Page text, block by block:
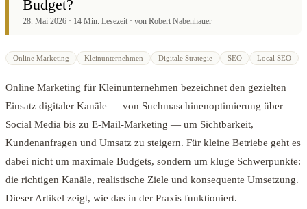
Budget?
28. Mai 2026 · 14 Min. Lesezeit · von Robert Nabenhauer
Online Marketing Kleinunternehmen Digitale Strategie SEO Local SEO
Online Marketing für Kleinunternehmen bezeichnet den gezielten
Einsatz digitaler Kanäle — von Suchmaschinenoptimierung über
Social Media bis zu E-Mail-Marketing — um Sichtbarkeit,
Kundenanfragen und Umsatz zu steigern. Für kleine Betriebe geht es
dabei nicht um maximale Budgets, sondern um kluge Schwerpunkte:
die richtigen Kanäle, realistische Ziele und konsequente Umsetzung.
Dieser Artikel zeigt, wie das in der Praxis funktioniert.